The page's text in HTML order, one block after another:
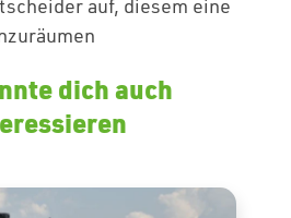
auf, diesem eine
dich auch